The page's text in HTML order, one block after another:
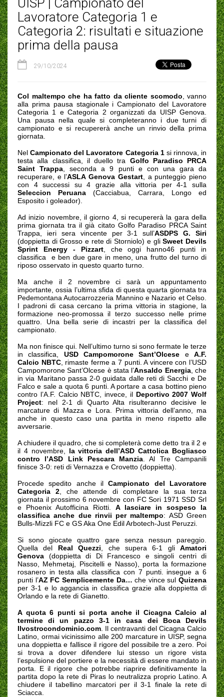
Lavoratore Categoria 1 e
Categoria 2: risultati e situazione
prima della pausa
29/10/2024
Col maltempo che ha fatto da cliente scomodo , vanno
alla prima pausa stagionale i Campionato del Lavoratore
Categoria 1 e Categoria 2 organizzati da UISP Genova.
Una pausa nella quale si completeranno i due turni di
campionato e si recupererà anche un rinvio della prima
giornata.
NelCampionato del Lavoratore Categoria 1 si rinnova, in
testa alla classifica, il duello tra Golfo
Paradiso PRCA
Saint Trappa , seconda a 9 punti e con una gara da
recuperare, e l’ASLA Genova Gestart, a punteggio pieno
con 4 successi su 4 grazie alla vittoria per 4-1 sulla
Seleccion Peruana (Cacciabua, Carrara, Longo ed
Esposito i goleador).
Ad inizio novembre, il giorno 4, si recupererà la gara della
prima giornata tra il già citato Golfo Paradiso PRCA Saint
Trappa, ieri sera vincente per 3-1 sull’ASDPS G. Siri
(doppietta di Grosso e rete di Storniolo) e gliSweet Devils
Sprint Energy - Pizzart, che oggi hanno46 punti in
classifica
e ben due gare in meno, una frutto del turno di
riposo osservato in questo quarto turno.
Ma anche il 2 novembre ci sarà un appuntamento
importante, ossia l’ultima sfida di questa quarta giornata tra
Pedemontana Autocarrozzeria Mannino e Nazario et Celso.
I padroni di casa cercano la prima vittoria in stagione, la
formazione neo-promossa il terzo successo nelle prime
quattro. Una bella serie di incastri per la classifica del
campionato.
Ma non finisce qui. Nell’ultimo turno si sono fermate le terze
in classifica, USD Campomorone Sant’Olcese eA.F.
Calcio NBTC, rimaste ferme a 7 punti. A vincere con l’USD
Campomorone Sant’Olcese è stata l’Ansaldo Energia, che
in via Maritano passa 2-0 guidata dalle reti di Sacchi e De
Falco e sale a quota 6 punti. A portare a casa bottino pieno
contro l’A.F. Calcio NBTC, invece, il Deportivo 2007 Wolf
Project: nel 2-1 di Quarto Alta risulteranno decisive le
marcature di Mazza e Lora. Prima vittoria dell’anno, ma
anche in questo caso una partita in meno rispetto alle
avversarie.
A chiudere il quadro, che si completerà come detto tra il 2 e
il 4 novembre, la vittoria dell’ASD Cattolica Bogliasco
contro l’ASD Link Pescara Manzia . Al Tre Campanili
finisce 3-0: reti di Vernazza e Crovetto (doppietta).
Procede spedito anche ilCampionato del Lavoratore
Categoria 2 , che attende di completare la sua terza
giornata il prossimo 6 novembre con FC Sori 1971 SSD Srl
e Phoenix Autofficina Riotti.
A lasciare in sospeso la
classifica anche due rinvii per maltempo: ASD Green
Bulls-Mizzli FC e GS Aka One Edil Arbotech-Just Peruzzi.
Si sono giocate quattro gare senza nessun pareggio.
Quella del Real Quezzi , che supera 6-1 gli Amatori
Genova (doppietta di Di Francesco e singoli centri di
Nasso, Mehmetaj, Piscitelli e Nasso), porta la formazione
rosanero in testa alla classifica con 7 punti. insegue a 6
punti l’AZ FC Semplicemente Da…che vince sul Quizena
per 3-1 e lo aggancia in classifica grazie alla doppietta di
Orlando e la rete di Gianetto.
A quota 6 punti si porta anche il Cicagna Calcio al
termine di un pazzo 3-1 in casa dei Boca Devils
Ilvostrocondominio.com . Il centravanti del Cicagna Calcio
Latino, ormai vicinissimo alle 200 marcature in UISP, segna
una doppietta e fallisce il rigore del possibile tre a zero. Poi
si trova a dover difendere lui stesso un rigore vista
l’espulsione del portiere e la necessità di essere mandato in
porta. E il rigore che potrebbe riaprire definitivamente la
partita dopo la rete di Piras lo neutralizza proprio Latino. A
chiudere il tabellino marcatori per il 3-1 finale la rete di
Sciacca.